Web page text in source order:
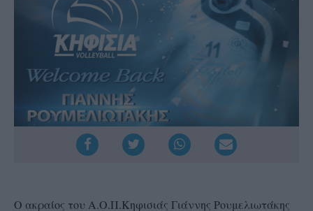
Ο ακραίος του Α.Ο.Π.Κηφισιάς Γιάννης Ρουμελιωτάκης